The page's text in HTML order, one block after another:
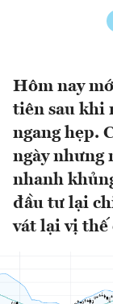
Hôm nay
tiên sau khi
ngang hẹp.
ngày nhưng
nhanh
đầu tư lại
vát lại vị thế